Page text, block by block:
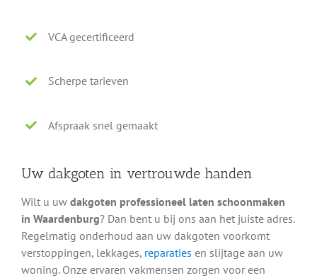
VCA gecertificeerd
Scherpe tarieven
Afspraak snel gemaakt
Uw dakgoten in vertrouwde handen
Wilt u uw dakgoten professioneel laten schoonmaken
in Waardenburg? Dan bent u bij ons aan het juiste adres.
Regelmatig onderhoud aan uw dakgoten voorkomt
verstoppingen, lekkages, reparaties en slijtage aan uw
woning. Onze ervaren vakmensen zorgen voor een